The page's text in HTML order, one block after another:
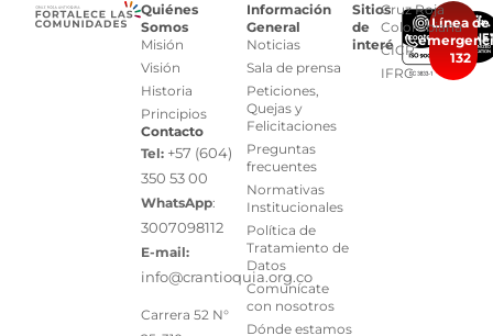
Quiénes
Somos
Misión
Visión
Historia
Principios
Contacto
Tel: +57 (604)
350 53 00
WhatsApp:
3007098112
E-mail:
info@crantioquia.org.co
Carrera 52 N°
Información
General
Noticias
Sala de prensa
Peticiones,
Quejas y
Felicitaciones
Preguntas
frecuentes
Normativas
Institucionales
Política de
Tratamiento de
Datos
Comunícate
con nosotros
Dónde estamos
Sitios
de
interés
Cruz Roja
Colombiana
CICR
IFRC
Línea de
132